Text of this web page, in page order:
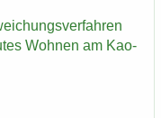
Woh­nen am Kao­